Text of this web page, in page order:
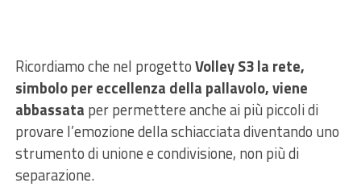
Ricordiamo che nel progettoVolley S3 la rete,
simbolo per eccellenza della pallavolo, viene
abbassata per permettere anche ai più piccoli di
provare l’emozione della schiacciata diventando uno
strumento di unione e condivisione, non più di
separazione.